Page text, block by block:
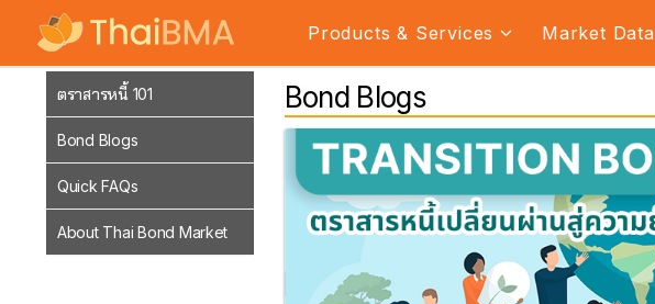
Products & Services Market Data
ตราสารหนี้ 101
Bond Blogs
Quick FAQs
About Thai Bond Market
Bond Blogs